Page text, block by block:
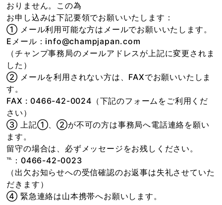
おりません。この為
お申し込みは下記要領でお願いいたします：
① メール利用可能な方はメールでお願いいたします。
Eメール：info@champjapan.com
（チャンプ事務局のメールアドレスが上記に変更されま
した）
② メールを利用されない方は、FAXでお願いいたしま
す。
FAX : 0466-42-0024（下記のフォームをご利用くだ
さい）
③ 上記①、②が不可の方は事務局へ電話連絡を願い
ます。
留守の場合は、必ずメッセージをお残しください。
℡：0466-42-0023
（出欠お知らせへの受信確認のお返事は失礼させていた
だきます）
④ 緊急連絡は山本携帯へお願いします。